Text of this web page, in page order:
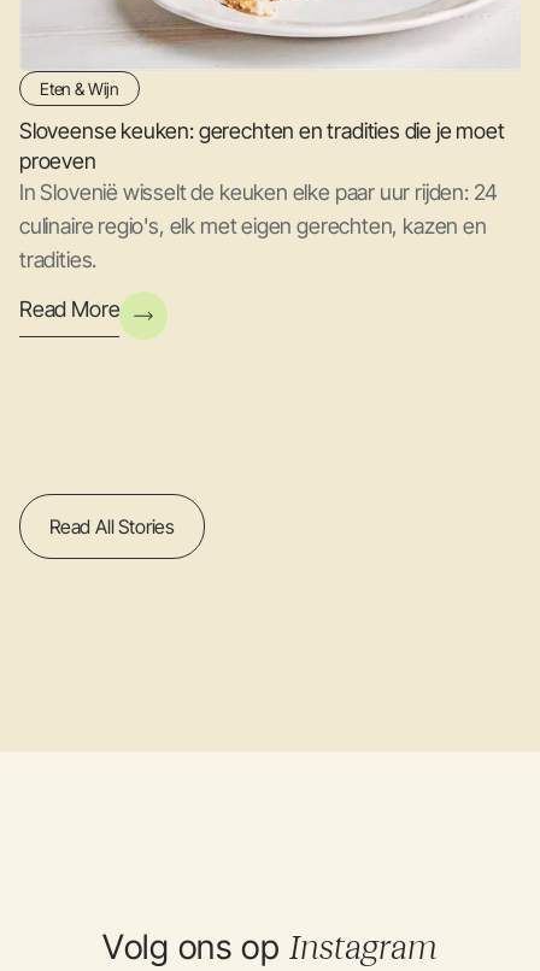
Read All Stories
Eten & Wijn
Sloveense keuken: gerechten en tradities die je moet
proeven
In Slovenië wisselt de keuken elke paar uur rijden: 24
culinaire regio's, elk met eigen gerechten, kazen en
tradities.
Read More
Volg ons op Instagram